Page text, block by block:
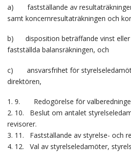
a) fastställande av
samt koncernresultaträkningen och
b) disposition beträffande vinst eller
fastställda balansräkningen, och
c) ansvarsfrihet för
direktören,
1. 9. Redogörelse för
2. 10. Beslut om antalet
revisorer.
3. 11. Fastställande av styrelse- och
4. 12. Val av styrelseledamöter,